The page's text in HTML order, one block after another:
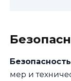
мер и